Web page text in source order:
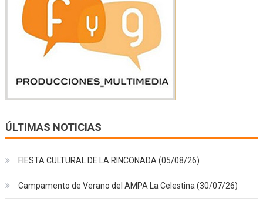
ÚLTIMAS NOTICIAS
FIESTA CULTURAL DE LA RINCONADA (05/08/26)
Campamento de Verano del AMPA La Celestina (30/07/26)